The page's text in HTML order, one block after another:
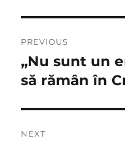
în
articole
PREVIOUS
Previous
post:
„Nu sunt un
să rămân în
NEXT